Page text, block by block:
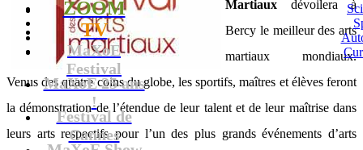
ZOOM
TV
MaXoE
Festival
MaXoE 25 ans
!
Festival de
Cannes
Martiaux dévoilera à
Bercy le meilleur des arts
martiaux mondiaux.
Venus des quatre coins du globe, les sportifs, maîtres et élèves feront
la démonstration de l’étendue de leur talent et de leur maîtrise dans
leurs arts respectifs pour l’un des plus grands événements d’arts